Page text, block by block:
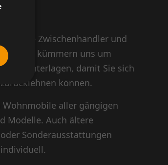
Sie ohne Zwischenhändler und
Wir kümmern uns um
und Unterlagen, damit Sie sich
können.
Wohnmobile aller gängigen
Modelle. Auch ältere
oder Sonderausstattungen